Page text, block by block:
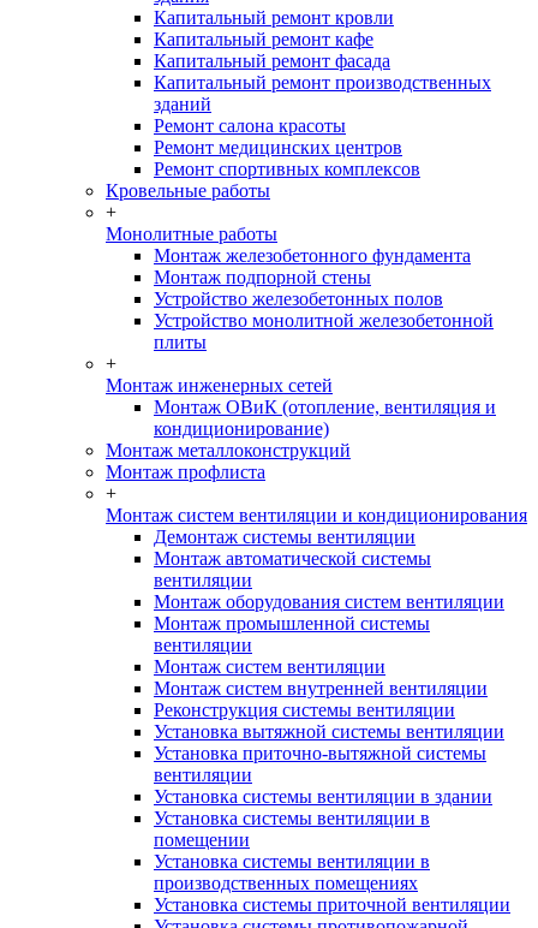
Капитальный ремонт кровли
Капитальный ремонт кафе
Капитальный ремонт фасада
Капитальный ремонт производственных
зданий
Ремонт салона красоты
Ремонт медицинских центров
Ремонт спортивных комплексов
Кровельные работы
+
Монолитные работы
Монтаж железобетонного фундамента
Монтаж подпорной стены
Устройство железобетонных полов
Устройство монолитной железобетонной
плиты
+
Монтаж инженерных сетей
Монтаж ОВиК (отопление, вентиляция и
кондиционирование)
Монтаж металлоконструкций
Монтаж профлиста
+
Монтаж систем вентиляции и кондиционирования
Демонтаж системы вентиляции
Монтаж автоматической системы
вентиляции
Монтаж оборудования систем вентиляции
Монтаж промышленной системы
вентиляции
Монтаж систем вентиляции
Монтаж систем внутренней вентиляции
Реконструкция системы вентиляции
Установка вытяжной системы вентиляции
Установка приточно-вытяжной системы
вентиляции
Установка системы вентиляции в здании
Установка системы вентиляции в
помещении
Установка системы вентиляции в
производственных помещениях
Установка системы приточной вентиляции